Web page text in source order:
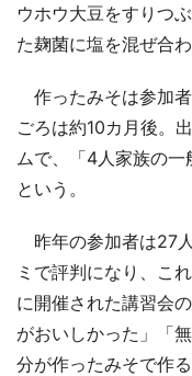
ウホウ大豆をすりつ
た麹菌に塩を混ぜ合
作ったみそは参加
ごろは約10カ月後。
ムで、「4人家族の一
という。
昨年の参加者は27
ミで評判になり、こ
に開催された講習会
がおいしかった」「
分が作ったみそで作